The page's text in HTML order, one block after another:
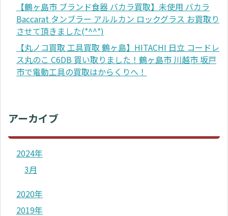
【鶴ヶ島市 ブランド食器 バカラ買取】未使用 バカラ
Baccarat タンブラー アルルカン ロックグラス お買取り
させて頂きました(*^^*)
【丸ノコ買取 工具買取 鶴ヶ島】HITACHI 日立 コードレ
ス丸のこ C6DB 買い取りました！鶴ヶ島市 川越市 坂戸
市で電動工具の買取はからくりへ！
アーカイブ
2024年
3月
2020年
2019年